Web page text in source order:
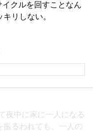
クルを回すことなん
リしない。
夜中に家に一人になる
振るわれても、一人の